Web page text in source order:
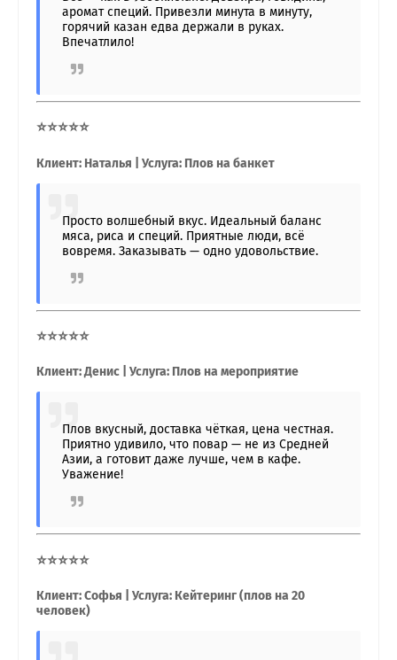
аромат специй. Привезли минута в минуту,
горячий казан едва держали в руках.
Впечатлило!
⭐⭐⭐⭐⭐
Клиент: Наталья | Услуга: Плов на банкет
Просто волшебный вкус. Идеальный баланс
мяса, риса и специй. Приятные люди, всё
вовремя. Заказывать — одно удовольствие.
⭐⭐⭐⭐⭐
Клиент: Денис | Услуга: Плов на мероприятие
Плов вкусный, доставка чёткая, цена честная.
Приятно удивило, что повар — не из Средней
Азии, а готовит даже лучше, чем в кафе.
Уважение!
⭐⭐⭐⭐⭐
Клиент: Софья | Услуга: Кейтеринг (плов на 20
человек)